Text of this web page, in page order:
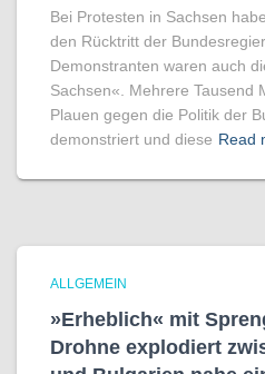
Bei Protesten in Sachsen
den Rücktritt der
Demonstranten waren auch
Sachsen«. Mehrere Tausend
Plauen gegen die Politik der
demonstriert und diese Read
ALLGEMEIN
»Erheblich« mit
Drohne explodiert